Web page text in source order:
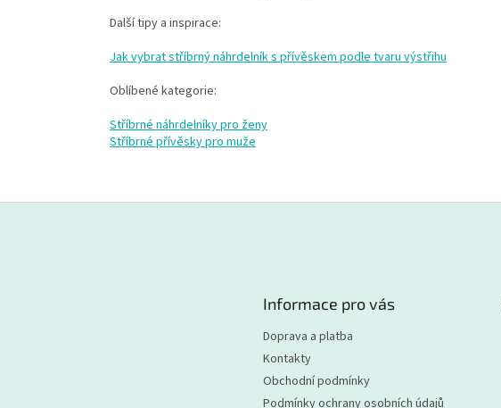
Další tipy a inspirace:
Jak vybrat stříbrný náhrdelník s přívěskem podle tvaru výstřihu
Oblíbené kategorie:
Stříbrné náhrdelníky pro ženy
Stříbrné přívěsky pro muže
Informace pro vás
Doprava a platba
Kontakty
Obchodní podmínky
Podmínky ochrany osobních údajů